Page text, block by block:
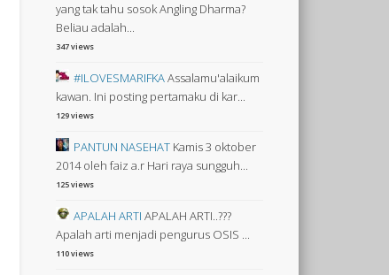
yang tak tahu sosok Angling Dharma?
Beliau adalah...
347 views
#ILOVESMARIFKAAssalamu'alaikum
kawan. Ini posting pertamaku di kar...
129 views
PANTUN NASEHAT Kamis 3 oktober
2014 oleh faiz a.r Hari raya sungguh...
125 views
APALAH ARTI APALAH ARTI..???
Apalah arti menjadi pengurus OSIS ...
110 views